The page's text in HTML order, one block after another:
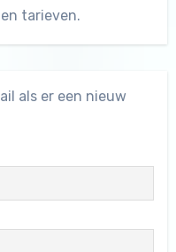
tarieven.
als er een nieuw